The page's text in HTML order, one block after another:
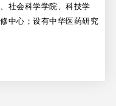
社会科学学院、科技学
中心；设有中华医药研究